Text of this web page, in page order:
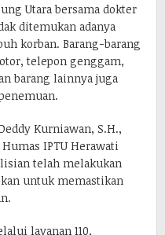
Utara bersama dokter
ditemukan adanya
korban. Barang-barang
telepon genggam,
barang lainnya juga
Kurniawan, S.H.,
IPTU Herawati
telah melakukan
untuk memastikan
layanan 110,